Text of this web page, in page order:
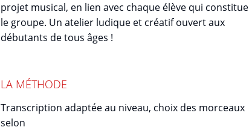
projet musical, en lien avec chaque élève qui constitue
le groupe. Un atelier ludique et créatif ouvert aux
débutants de tous âges !
LA MÉTHODE
Transcription adaptée au niveau, choix des morceaux
selon